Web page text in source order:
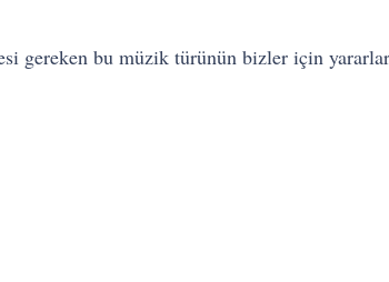
gereken bu müzik türünün bizler için